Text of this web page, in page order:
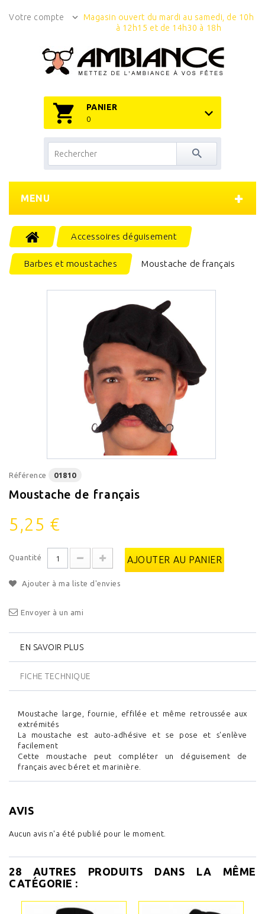
Votre compte
Magasin ouvert du mardi au samedi, de 10h
à 12h15 et de 14h30 à 18h
PANIER
0
MENU
Accessoires déguisement
Barbes et moustaches Moustache de français
Référence 01810
Moustache de français
5,25 €
Quantité AJOUTER AU PANIER
Ajouter à ma liste d'envies
Envoyer à un ami
EN SAVOIR PLUS
FICHE TECHNIQUE
Moustache large, fournie, effilée et même retroussée aux
extrémités
La moustache est auto-adhésive et se pose et s'enlève
facilement
Cette moustache peut compléter un déguisement de
français avec béret et marinière.
AVIS
Aucun avis n'a été publié pour le moment.
28 AUTRES PRODUITS DANS LA MÊME
CATÉGORIE :